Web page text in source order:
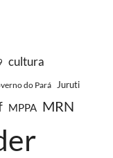
cultura
do Pará Juruti
MPPA MRN